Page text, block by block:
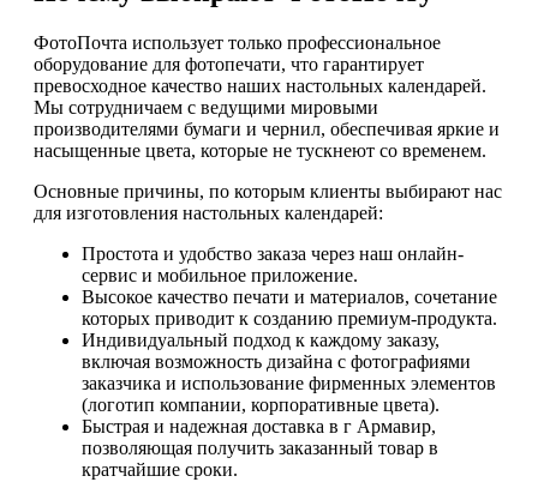
ФотоПочта использует только профессиональное
оборудование для фотопечати, что гарантирует
превосходное качество наших настольных календарей.
Мы сотрудничаем с ведущими мировыми
производителями бумаги и чернил, обеспечивая яркие и
насыщенные цвета, которые не тускнеют со временем.
Основные причины, по которым клиенты выбирают нас
для изготовления настольных календарей:
Простота и удобство заказа через наш онлайн-
сервис и мобильное приложение.
Высокое качество печати и материалов, сочетание
которых приводит к созданию премиум-продукта.
Индивидуальный подход к каждому заказу,
включая возможность дизайна с фотографиями
заказчика и использование фирменных элементов
(логотип компании, корпоративные цвета).
Быстрая и надежная доставка в г Армавир,
позволяющая получить заказанный товар в
кратчайшие сроки.